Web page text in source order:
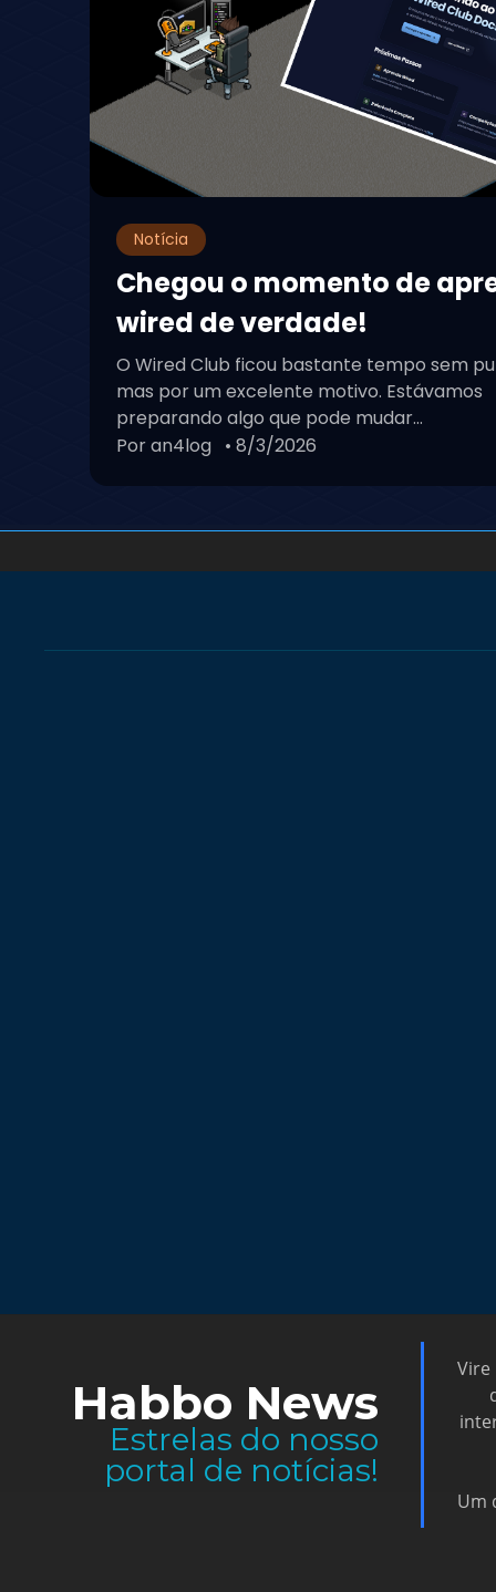
Notícia
Chegou o momento de
wired de verdade!
O Wired Club ficou bastante tempo sem
mas por um excelente motivo. Estávamos
preparando algo que pode mudar...
Por an4log • 8/3/2026
Habbo News
Estrelas do nosso
portal de notícias!
Vire
Um